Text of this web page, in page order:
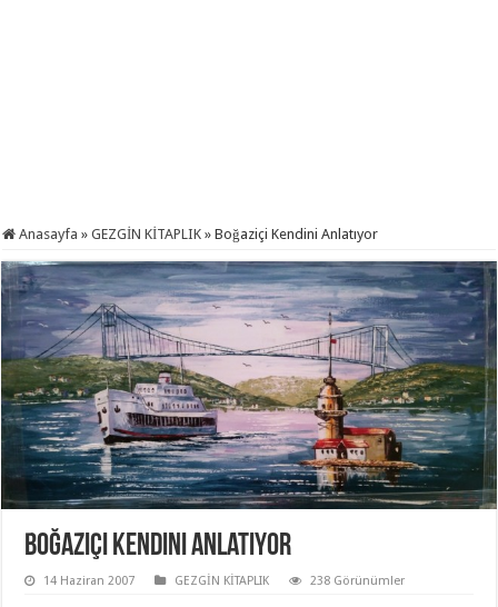
Anasayfa » GEZGİN KİTAPLIK » Boğaziçi Kendini Anlatıyor
Boğaziçi Kendini Anlatıyor
14 Haziran 2007 GEZGİN KİTAPLIK 238 Görünümler